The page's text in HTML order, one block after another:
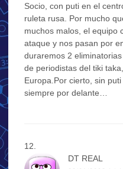
Socio, con puti en el
ruleta rusa. Por mucho
muchos malos, el equipo
ataque y nos pasan por
duraremos 2
de periodistas del tiki
Europa.Por cierto, sin
siempre por delante…
DT REAL